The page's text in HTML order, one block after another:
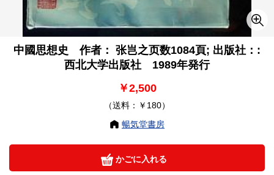
中國思想史 作者： 张岂之页数1084頁; 出版社：:
西北大学出版社 1989年発行
￥2,500
（送料：￥180）
暢気堂書房
かごに入れる